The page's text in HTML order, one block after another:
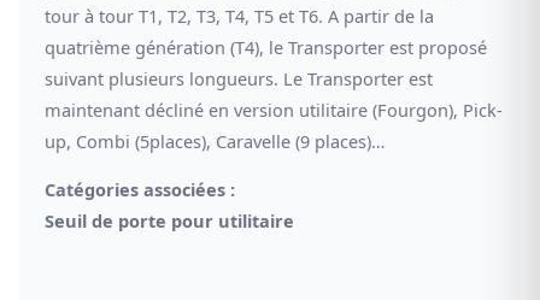
tour à tour T1, T2, T3, T4, T5 et T6. A partir de la
quatrième génération (T4), le Transporter est proposé
suivant plusieurs longueurs. Le Transporter est
maintenant décliné en version utilitaire (Fourgon), Pick-
up, Combi (5places), Caravelle (9 places)…
Catégories associées :
Seuil de porte pour utilitaire